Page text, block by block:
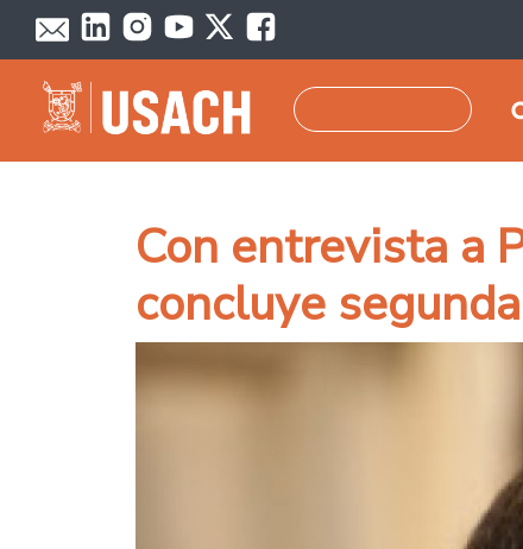
Pasar al contenido principal
Con entrevista a
concluye